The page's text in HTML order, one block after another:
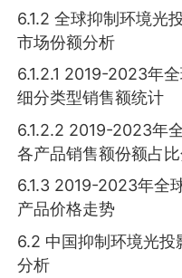
6.1.2 全球抑制环境光
市场份额分析
6.1.2.1 2019-2023年
细分类型销售额统计
6.1.2.2 2019-2023年
各产品销售额份额占
6.1.3 2019-2023年全
产品价格走势
6.2 中国抑制环境光
分析